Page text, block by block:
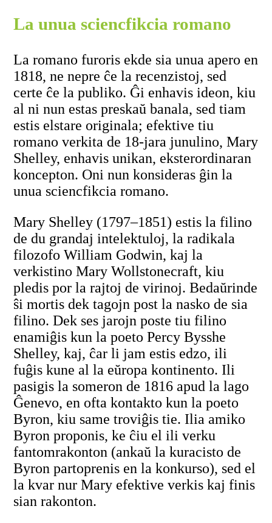
La unua sciencfikcia romano
La romano furoris ekde sia unua apero en
1818, ne nepre ĉe la recenzistoj, sed
certe ĉe la publiko. Ĝi enhavis ideon, kiu
al ni nun estas preskaŭ banala, sed tiam
estis elstare originala; efektive tiu
romano verkita de 18-jara junulino, Mary
Shelley, enhavis unikan, eksterordinaran
koncepton. Oni nun konsideras ĝin la
unua sciencfikcia romano.
Mary Shelley (1797–1851) estis la filino
de du grandaj intelektuloj, la radikala
filozofo William Godwin, kaj la
verkistino Mary Wollstonecraft, kiu
pledis por la rajtoj de virinoj. Bedaŭrinde
ŝi mortis dek tagojn post la nasko de sia
filino. Dek ses jarojn poste tiu filino
enamiĝis kun la poeto Percy Bysshe
Shelley, kaj, ĉar li jam estis edzo, ili
fuĝis kune al la eŭropa kontinento. Ili
pasigis la someron de 1816 apud la lago
Ĝenevo, en ofta kontakto kun la poeto
Byron, kiu same troviĝis tie. Ilia amiko
Byron proponis, ke ĉiu el ili verku
fantomrakonton (ankaŭ la kuracisto de
Byron partoprenis en la konkurso), sed el
la kvar nur Mary efektive verkis kaj finis
sian rakonton.